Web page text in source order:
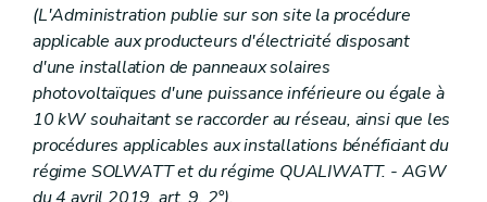
(L'Administration publie sur son site la procédure
applicable aux producteurs d'électricité disposant
d'une installation de panneaux solaires
photovoltaïques d'une puissance inférieure ou égale à
10 kW souhaitant se raccorder au réseau, ainsi que les
procédures applicables aux installations bénéficiant du
régime SOLWATT et du régime QUALIWATT. - AGW